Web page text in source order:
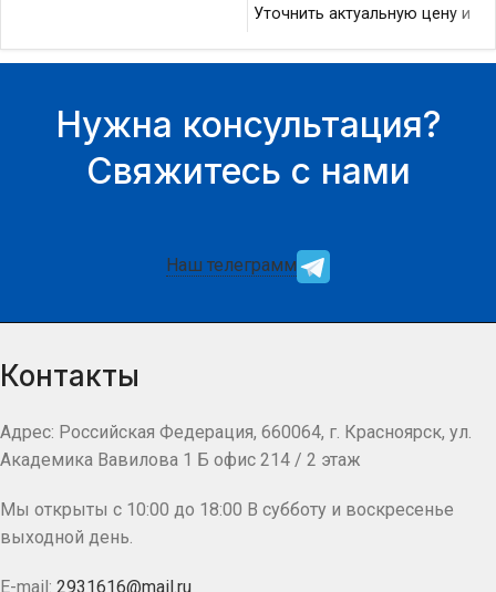
Уточнить актуальную цену и
нашего менеджера.
Нужна консультация?
Свяжитесь с нами
Наш телеграмм
Контакты
Адрес: Российская Федерация, 660064, г. Красноярск, ул.
Академика Вавилова 1 Б офис 214 / 2 этаж
Мы открыты с 10:00 до 18:00 В субботу и воскресенье
выходной день.
E-mail: 2931616@mail.ru